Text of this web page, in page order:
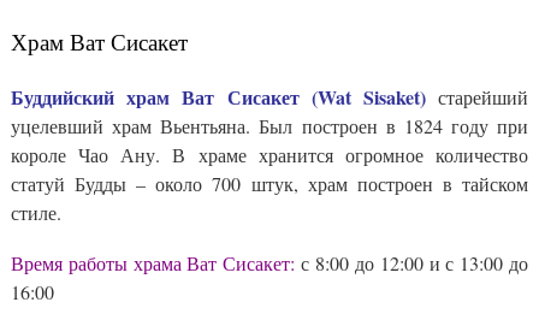
Храм Ват Сисакет
Буддийский храм Ват Сисакет (Wat Sisaket)старейший
уцелевший храм Вьентьяна. Был построен в 1824 году при
короле Чао Ану. В храме хранится огромное количество
статуй Будды – около 700 штук, храм построен в тайском
стиле.
Время работы храма Ват Сисакет: с 8:00 до 12:00 и с 13:00 до
16:00